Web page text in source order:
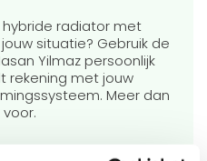
radiator met
situatie? Gebruik de
Yilmaz persoonlijk
rekening met jouw
Meer dan